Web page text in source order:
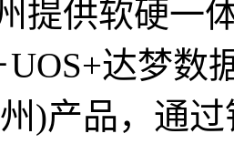
提供软硬一
达梦数
)产品，通